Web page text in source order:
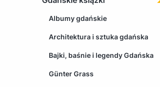
Albumy gdańskie
Architektura i sztuka gdańska
Bajki, baśnie i legendy Gdańska
Günter Grass